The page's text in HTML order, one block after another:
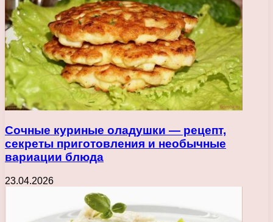
Сочные куриные оладушки — рецепт,
секреты приготовления и необычные
вариации блюда
23.04.2026